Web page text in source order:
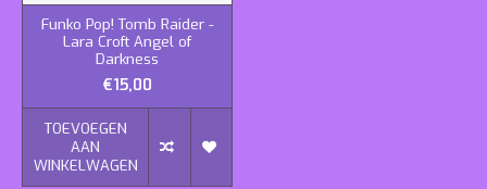
Funko Pop! Tomb Raider -
Lara Croft Angel of
Darkness
€15,00
TOEVOEGEN
AAN
WINKELWAGEN